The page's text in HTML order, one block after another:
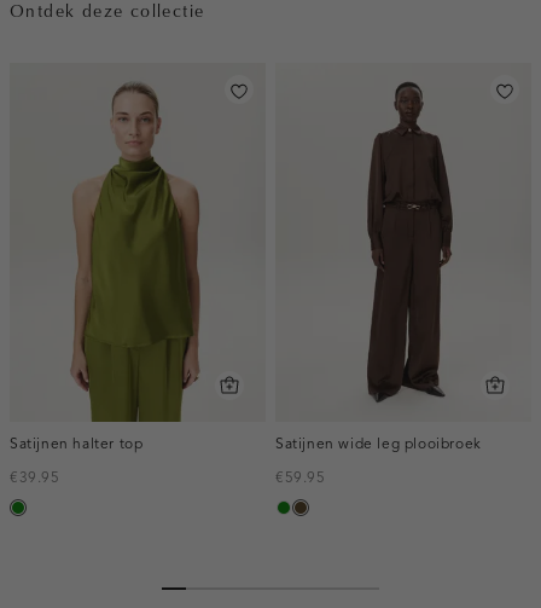
Ontdek deze collectie
Satijnen halter top
€39.95
groen
Satijnen wide leg plooibroek
€59.95
groen
toffee